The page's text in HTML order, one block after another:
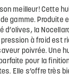
meilleur! Cette
gamme. Produite
d’olives, la
pression à froid est
poivrée. Une
pour la
Elle s’offre très